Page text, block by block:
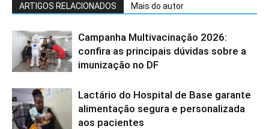
ARTIGOS RELACIONADOS Mais do autor
Campanha Multivacinação 2026:
confira as principais dúvidas sobre a
imunização no DF
Lactário do Hospital de Base garante
alimentação segura e personalizada
aos pacientes